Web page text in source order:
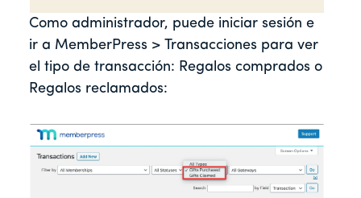
Como administrador, puede iniciar sesión e
ir a MemberPress > Transacciones para ver
el tipo de transacción: Regalos comprados o
Regalos reclamados: